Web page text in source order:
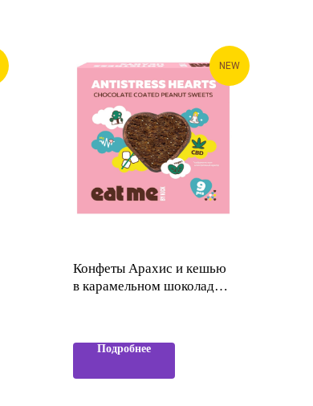
NEW
Конфеты Арахис и кешью
в карамельном шоколаде с
ME by KICK
Подробнее